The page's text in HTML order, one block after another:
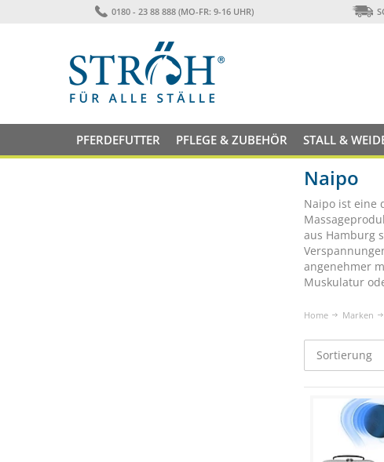
0180 - 23 88 888 (MO-FR: 9-16 UHR)
PFERDEFUTTER PFLEGE & ZUBEHÖR STALL &
Naipo
Naipo ist eine
aus Hamburg
angenehmer
Muskulatur
Home Marken
Sortierung